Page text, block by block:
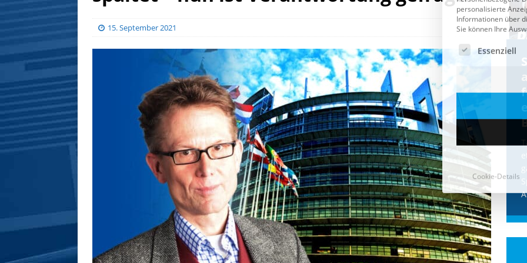
15. September 2021
CDU & Ampel wollen nach
der Wahl wieder Afghanen
einfliegen: Zeit für ein
Asylmoratorium!
Die Bundesregierung und die CDU
halten die Wähler für dumm! Weil die
Stimmung wegen der von Afghanen
verübten Anschläge kippte, wurden die
Flüge vor der[...]
Cookie-Details